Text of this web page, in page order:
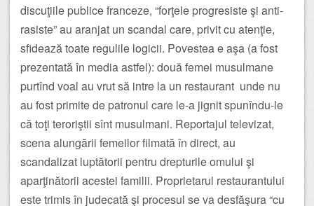
discuţiile publice franceze, “forţele progresiste şi anti-
rasiste” au aranjat un scandal care, privit cu atenţie,
sfidează toate regulile logicii. Povestea e aşa (a fost
prezentată în media astfel): două femei musulmane
purtînd voal au vrut să intre la un restaurant unde nu
au fost primite de patronul care le-a jignit spunîndu-le
că toţi teroriştii sînt musulmani. Reportajul televizat,
scena alungării femeilor filmată în direct, au
scandalizat luptătorii pentru drepturile omului şi
aparţinătorii acestei familii. Proprietarul restaurantului
este trimis în judecată şi procesul se va desfăşura “cu